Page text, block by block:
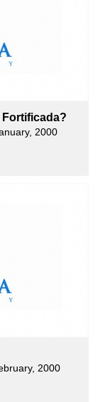
Fortificada?
2000
2000